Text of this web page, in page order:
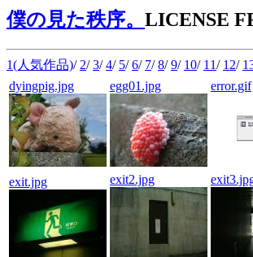
僕の見た秩序。 LICENSE
1(人気作品)/ 2/3/4/ 5/6/ 7/8/9/ 10/ 11/ 12/
dyingpig.jpg
egg01.jpg error.gif
exit.jpg exit2.jpg